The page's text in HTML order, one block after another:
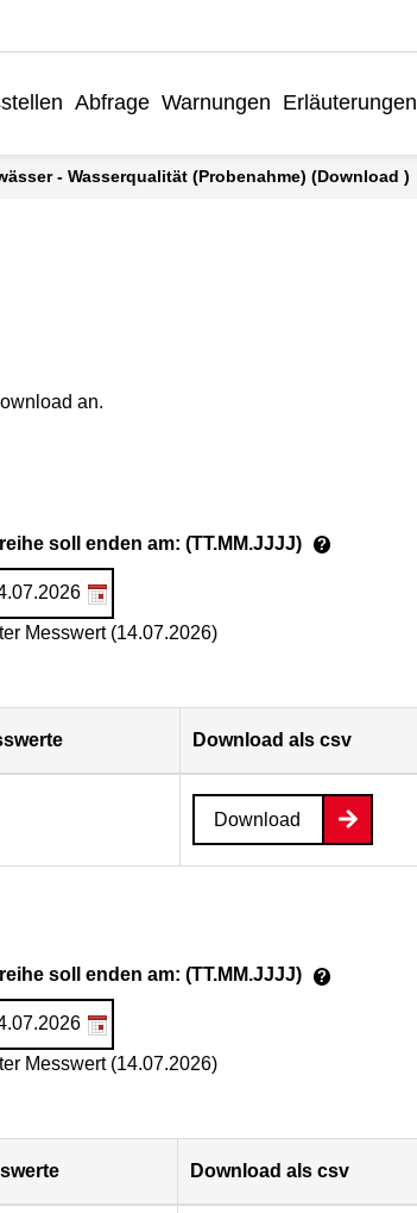
Abfrage Warnungen Erläuterungen
- Wasserqualität (Probenahme) (Download )
an.
soll enden am: (TT.MM.JJJJ) ?
Messwert (14.07.2026)
Download als csv
Download
soll enden am: (TT.MM.JJJJ) ?
Messwert (14.07.2026)
Download als csv